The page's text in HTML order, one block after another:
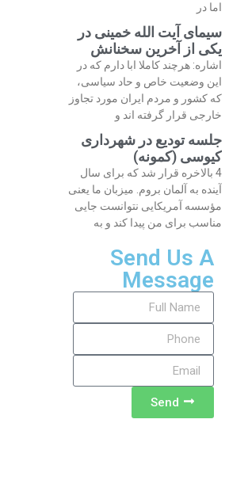
اما در
سیمای آیت الله خمینی در
یکی از آخرین سخنانش
اشاره: هرچند کاملا ابا دارم که در
این وضعیت خاص و حاد سیاسی،
که کشور و مردم ایران مورد تجاوز
خارجی قرار گرفته اند و
جلسه تودیع در شهرداری
کیوسی (کمونه)
4 بالاخره قرار شد که برای سال
آینده به آلمان بروم. میزبان ما یعنی
مؤسسه آمریکایی نتوانست جایی
مناسب برای من پیدا کند و به
Send Us A
Message
Send